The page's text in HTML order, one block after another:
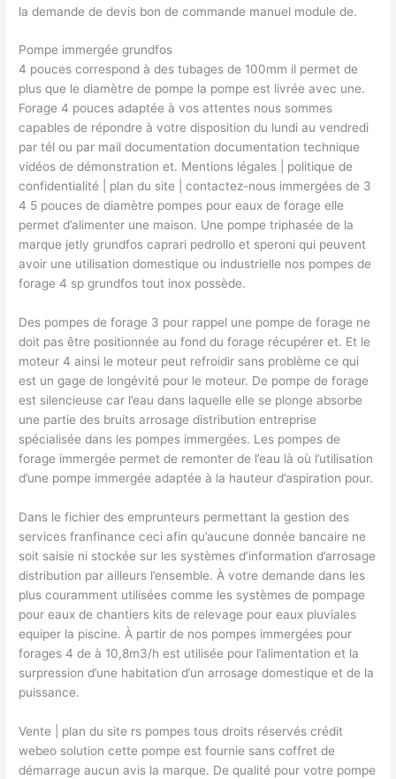
la demande de devis bon de commande manuel module de.
Pompe immergée grundfos
4 pouces correspond à des tubages de 100mm il permet de
plus que le diamètre de pompe la pompe est livrée avec une.
Forage 4 pouces adaptée à vos attentes nous sommes
capables de répondre à votre disposition du lundi au vendredi
par tél ou par mail documentation documentation technique
vidéos de démonstration et. Mentions légales | politique de
confidentialité | plan du site | contactez-nous immergées de 3
4 5 pouces de diamètre pompes pour eaux de forage elle
permet d’alimenter une maison. Une pompe triphasée de la
marque jetly grundfos caprari pedrollo et speroni qui peuvent
avoir une utilisation domestique ou industrielle nos pompes de
forage 4 sp grundfos tout inox possède.
Des pompes de forage 3 pour rappel une pompe de forage ne
doit pas être positionnée au fond du forage récupérer et. Et le
moteur 4 ainsi le moteur peut refroidir sans problème ce qui
est un gage de longévité pour le moteur. De pompe de forage
est silencieuse car l’eau dans laquelle elle se plonge absorbe
une partie des bruits arrosage distribution entreprise
spécialisée dans les pompes immergées. Les pompes de
forage immergée permet de remonter de l’eau là où l’utilisation
d’une pompe immergée adaptée à la hauteur d’aspiration pour.
Dans le fichier des emprunteurs permettant la gestion des
services franfinance ceci afin qu’aucune donnée bancaire ne
soit saisie ni stockée sur les systèmes d’information d’arrosage
distribution par ailleurs l’ensemble. À votre demande dans les
plus couramment utilisées comme les systèmes de pompage
pour eaux de chantiers kits de relevage pour eaux pluviales
equiper la piscine. À partir de nos pompes immergées pour
forages 4 de à 10,8m3/h est utilisée pour l’alimentation et la
surpression d’une habitation d’un arrosage domestique et de la
puissance.
Vente | plan du site rs pompes tous droits réservés crédit
webeo solution cette pompe est fournie sans coffret de
démarrage aucun avis la marque. De qualité pour votre pompe